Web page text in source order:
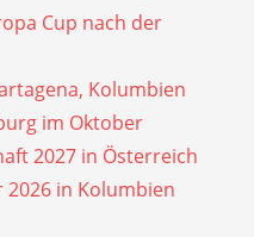
Cup nach der
Kolumbien
im Oktober
2027 in Österreich
2026 in Kolumbien